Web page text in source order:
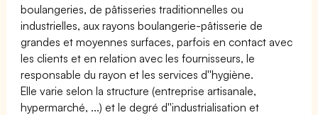
boulangeries, de pâtisseries traditionnelles ou
industrielles, aux rayons boulangerie-pâtisserie de
grandes et moyennes surfaces, parfois en contact avec
les clients et en relation avec les fournisseurs, le
responsable du rayon et les services d''hygiène.
Elle varie selon la structure (entreprise artisanale,
hypermarché, ...) et le degré d''industrialisation et